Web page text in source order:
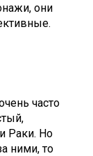
они
часто
Раки. Но
ними, то